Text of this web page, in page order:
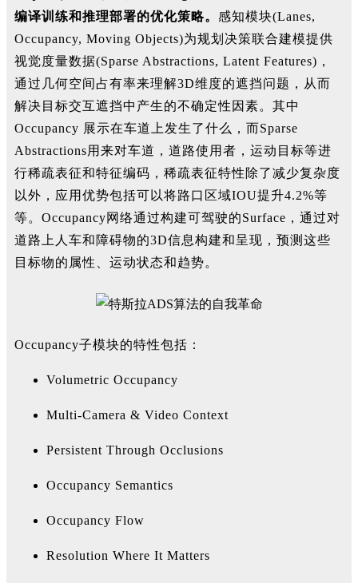
编译训练和推理部署的优化策略。 感知模块(Lanes,
Occupancy, Moving Objects)为规划决策联合建模提供
视觉度量数据(Sparse Abstractions, Latent Features)，
通过几何空间占有率来理解3D维度的遮挡问题，从而
解决目标交互遮挡中产生的不确定性因素。其中
Occupancy 展示在车道上发生了什么，而Sparse
Abstractions用来对车道，道路使用者，运动目标等进
行稀疏表征和特征编码，稀疏表征特性除了减少复杂度
以外，应用优势包括可以将路口区域IOU提升4.2%等
等。Occupancy网络通过构建可驾驶的Surface，通过对
道路上人车和障碍物的3D信息构建和呈现，预测这些
目标物的属性、运动状态和趋势。
Occupancy子模块的特性包括：
Volumetric Occupancy
Multi-Camera & Video Context
Persistent Through Occlusions
Occupancy Semantics
Occupancy Flow
Resolution Where It Matters